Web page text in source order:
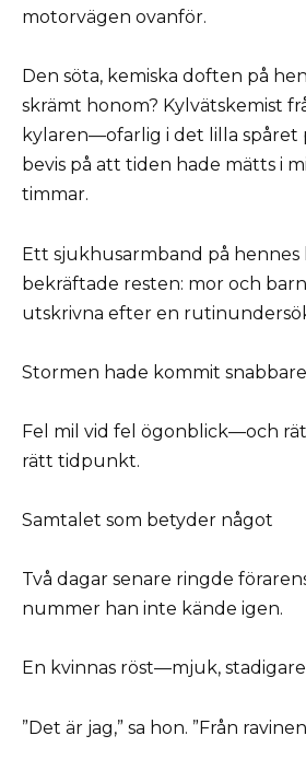
motorvägen ovanför.
Den söta, kemiska doften på
skrämt honom? Kylvätskemist
kylaren—ofarlig i det lilla spåret
bevis på att tiden hade mätts i
timmar.
Ett sjukhusarmband på hennes
bekräftade resten: mor och
utskrivna efter en
Stormen hade kommit
Fel mil vid fel ögonblick—och
rätt tidpunkt.
Samtalet som betyder något
Två dagar senare ringde
nummer han inte kände igen.
En kvinnas röst—mjuk,
”Det är jag,” sa hon. ”Från